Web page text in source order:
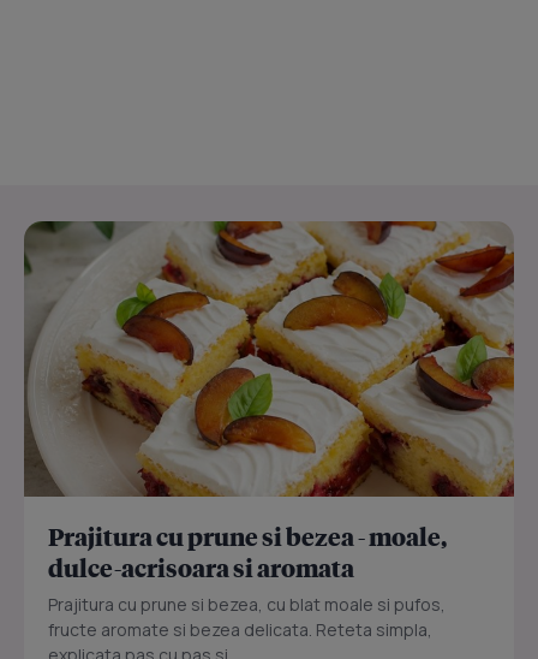
Prajitura cu prune si bezea - moale,
dulce-acrisoara si aromata
Prajitura cu prune si bezea, cu blat moale si pufos,
fructe aromate si bezea delicata. Reteta simpla,
explicata pas cu pas si...